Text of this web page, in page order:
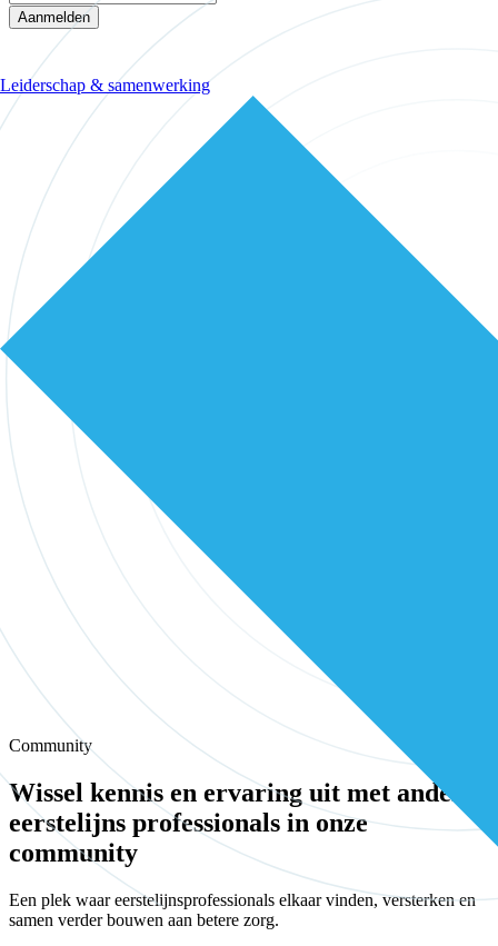
Leiderschap & samenwerking
Aanmelden
Community
Wissel kennis en ervaring uit met andere
eerstelijns professionals in onze
community
Een plek waar eerstelijnsprofessionals elkaar vinden, versterken en
samen verder bouwen aan betere zorg.